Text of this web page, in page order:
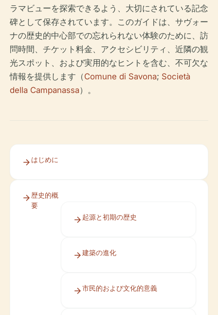
ラマビューを探索できるよう、大切にされている記念
碑として保存されています。このガイドは、サヴォー
ナの歴史的中心部での忘れられない体験のために、訪
問時間、チケット料金、アクセシビリティ、近隣の観
光スポット、および実用的なヒントを含む、不可欠な
情報を提供します（Comune di Savona; Società
della Campanassa）。
はじめに
歴史的概
要
起源と初期の歴史
建築の進化
市民的および文化的意義